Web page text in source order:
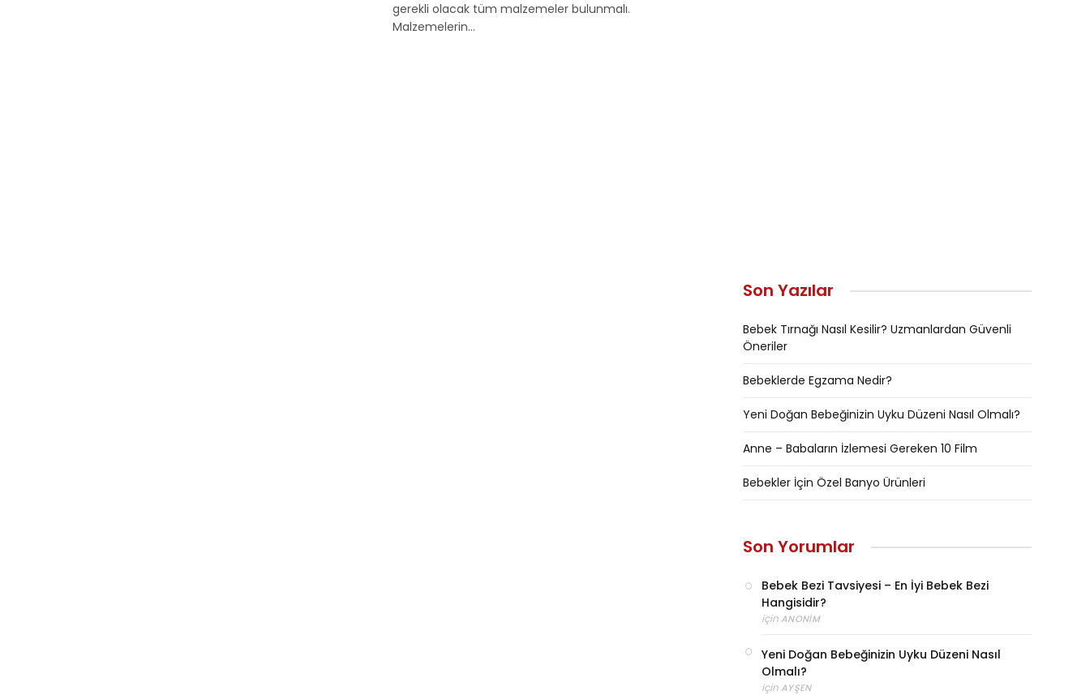
gerekli olacak tüm malzemeler bulunmalı.
Malzemelerin…
Son Yazılar
Bebek Tırnağı Nasıl Kesilir? Uzmanlardan Güvenli
Öneriler
Bebeklerde Egzama Nedir?
Yeni Doğan Bebeğinizin Uyku Düzeni Nasıl Olmalı?
Anne – Babaların İzlemesi Gereken 10 Film
Bebekler İçin Özel Banyo Ürünleri
Son Yorumlar
Bebek Bezi Tavsiyesi – En İyi Bebek Bezi
Hangisidir?
için ANONIM
Yeni Doğan Bebeğinizin Uyku Düzeni Nasıl
Olmalı?
için AYŞEN